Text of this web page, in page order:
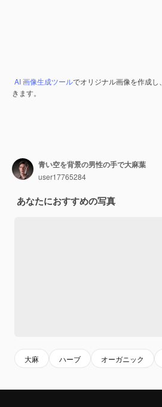
AI 画像生成ツールでオリジナル画像を作成し、
きます。
青い空を背景の男性の手で大麻葉
user17765284
あなたにおすすめの写真
大麻 ハーブ オーガニック